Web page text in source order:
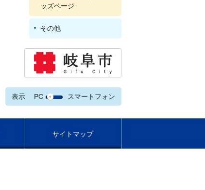
ッズページ
その他
表示 PC スマートフォン
サイトマップ